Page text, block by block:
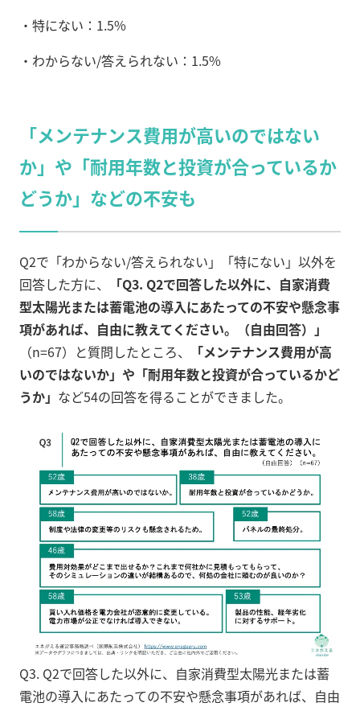
・特にない：1.5%
・わからない/答えられない：1.5%
「メンテナンス費用が高いのではない
か」や「耐用年数と投資が合っているか
どうか」などの不安も
Q2で「わからない/答えられない」「特にない」以外を
回答した方に、
「Q3. Q2で回答した以外に、自家消費
型太陽光または蓄電池の導入にあたっての不安や懸念事
項があれば、自由に教えてください。（自由回答）」
（n=67）と質問したところ、
「メンテナンス費用が高
いのではないか」や「耐用年数と投資が合っているかど
うか」 など54の回答を得ることができました。
Q3. Q2で回答した以外に、自家消費型太陽光または蓄
電池の導入にあたっての不安や懸念事項があれば、自由